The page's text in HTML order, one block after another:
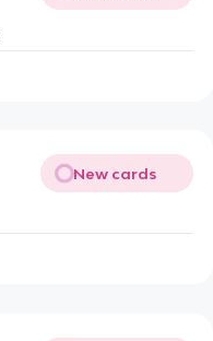
New cards